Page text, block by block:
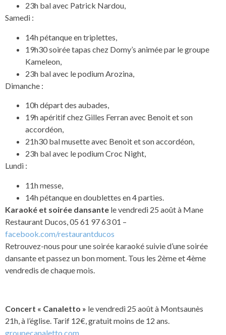
23h bal avec Patrick Nardou,
Samedi :
14h pétanque en triplettes,
19h30 soirée tapas chez Domy’s animée par le groupe
Kameleon,
23h bal avec le podium Arozina,
Dimanche :
10h départ des aubades,
19h apéritif chez Gilles Ferran avec Benoit et son
accordéon,
21h30 bal musette avec Benoit et son accordéon,
23h bal avec le podium Croc Night,
Lundi :
11h messe,
14h pétanque en doublettes en 4 parties.
Karaoké et soirée dansante le vendredi 25 août à Mane
Restaurant Ducos, 05 61 97 63 01 –
facebook.com/restaurantducos
Retrouvez-nous pour une soirée karaoké suivie d’une soirée
dansante et passez un bon moment. Tous les 2ème et 4ème
vendredis de chaque mois.
Concert « Canaletto » le vendredi 25 août à Montsaunès
21h, à l’église. Tarif 12€, gratuit moins de 12 ans.
groupecanaletto.com